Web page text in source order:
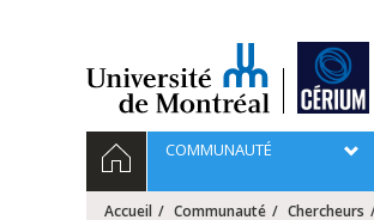
Navigation
principale
ACCUEILCOMMUNAUTÉ
Accueil Communauté Chercheurs